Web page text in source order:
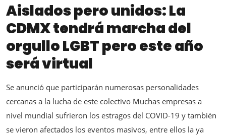
Aislados pero unidos: La
CDMX tendrá marcha del
orgullo LGBT pero este año
será virtual
Se anunció que participarán numerosas personalidades
cercanas a la lucha de este colectivo Muchas empresas a
nivel mundial sufrieron los estragos del COVID-19 y también
se vieron afectados los eventos masivos, entre ellos la ya